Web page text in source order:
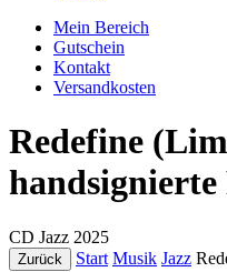
Mein Bereich
Gutschein
Kontakt
Versandkosten
Redefine
CD Jazz 2025
Zurück Start Musik Jazz